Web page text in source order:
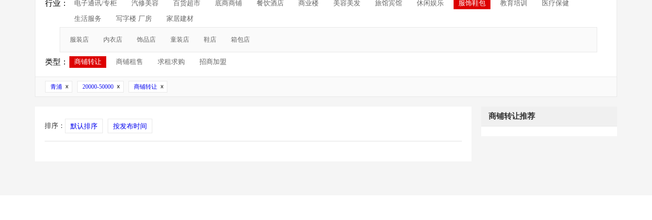
行业： 电子通讯/专柜 汽修美容 百货超市 底商商铺 餐饮酒店 商业楼 美容美发 旅馆宾馆 休闲娱乐 服饰鞋包 教育培训 医疗保健
生活服务 写字楼 厂房 家居建材
服装店 内衣店 饰品店 童装店 鞋店 箱包店
类型： 商铺转让 商铺租售 求租求购 招商加盟
青浦 20000-50000 商铺转让
排序： 默认排序 按发布时间
商铺转让推荐